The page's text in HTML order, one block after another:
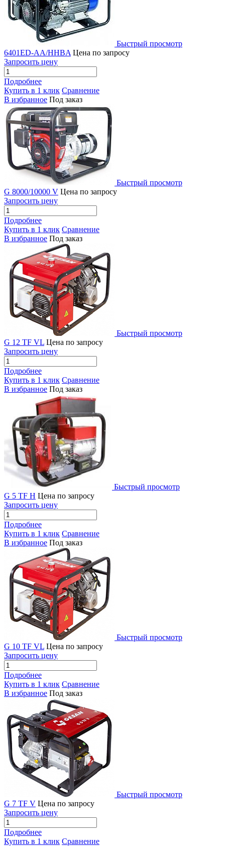
Быстрый просмотр
6401ED-AA/HHBA Цена по запросу
Запросить цену
Подробнее
Купить в 1 клик Сравнение
В избранное Под заказ
Быстрый просмотр
G 8000/10000 V Цена по запросу
Запросить цену
Подробнее
Купить в 1 клик Сравнение
В избранное Под заказ
Быстрый просмотр
G 12 TF VL Цена по запросу
Запросить цену
Подробнее
Купить в 1 клик Сравнение
В избранное Под заказ
Быстрый просмотр
G 5 TF H Цена по запросу
Запросить цену
Подробнее
Купить в 1 клик Сравнение
В избранное Под заказ
Быстрый просмотр
G 10 TF VL Цена по запросу
Запросить цену
Подробнее
Купить в 1 клик Сравнение
В избранное Под заказ
Быстрый просмотр
G 7 TF V Цена по запросу
Запросить цену
Подробнее
Купить в 1 клик Сравнение